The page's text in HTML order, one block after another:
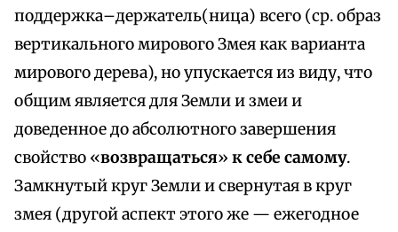
поддержка–держатель(ница) всего (ср. образ
вертикального мирового Змея как варианта
мирового дерева), но упускается из виду, что
общим является для Земли и змеи и
доведенное до абсолютного завершения
свойство «возвращаться» к себе самому.
Замкнутый круг Земли и свернутая в круг
змея (другой аспект этого же — ежегодное